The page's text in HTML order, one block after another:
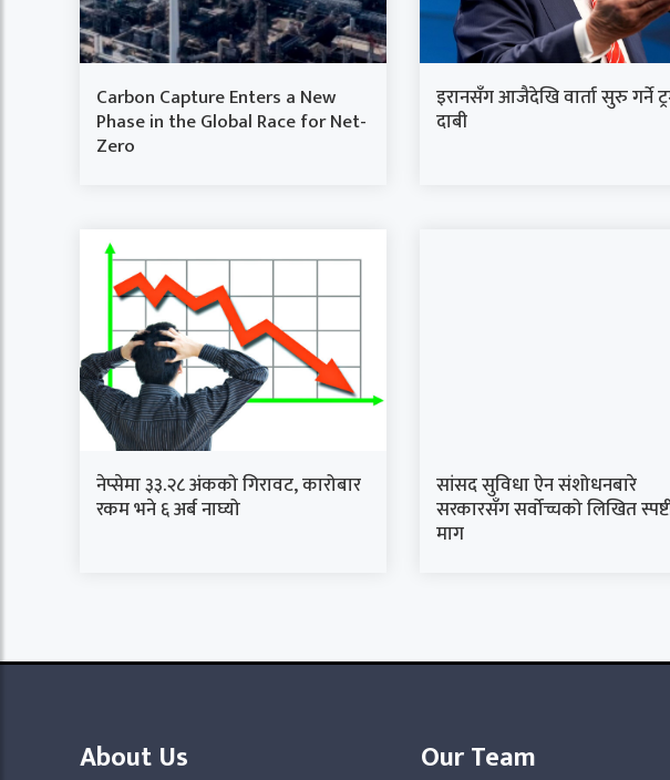
Carbon Capture Enters a New
Phase in the Global Race for Net-
Zero
इरानसँग आजैदेखि वार्ता सुरु गर्ने
दाबी
नेप्सेमा ३३.२८ अंकको गिरावट, कारोबार
रकम भने ६ अर्ब नाघ्यो
सांसद सुविधा ऐन संशोधनबारे
सरकारसँग सर्वोच्चको लिखित
माग
About Us Our Team